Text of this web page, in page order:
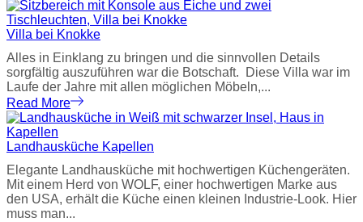
Villa bei Knokke
Alles in Einklang zu bringen und die sinnvollen Details
sorgfältig auszuführen war die Botschaft. Diese Villa war im
Laufe der Jahre mit allen möglichen Möbeln,...
Read More
Landhausküche Kapellen
Elegante Landhausküche mit hochwertigen Küchengeräten.
Mit einem Herd von WOLF, einer hochwertigen Marke aus
den USA, erhält die Küche einen kleinen Industrie-Look. Hier
muss man...